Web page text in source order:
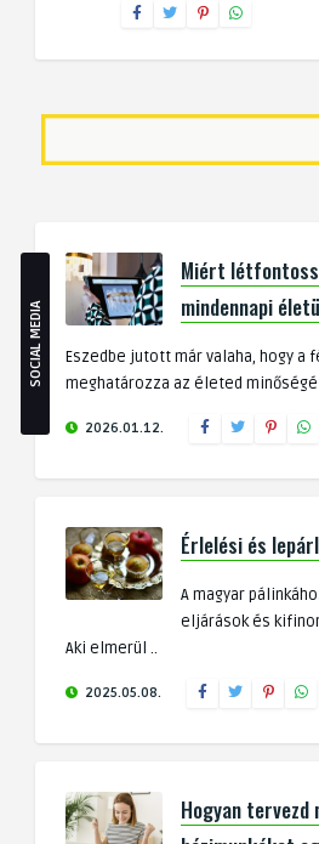
SOCIAL MEDIA
Miért
mindennapi
Eszedbe jutott már valaha, hogy a
meghatározza az életed
2026.01.12.
Érlelési és
A magyar
eljárások és
Aki elmerül ..
2025.05.08.
Hogyan tervezd